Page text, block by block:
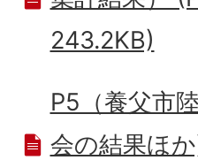
243.2KB)
P5（養父市
会の結果ほ